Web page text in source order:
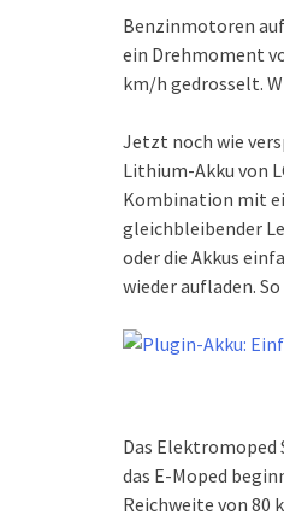
Benzinmotoren
ein Drehmoment
km/h gedrosselt.
Jetzt noch wie
Lithium-Akku von
Kombination mit
gleichbleibender
oder die Akkus
wieder aufladen.
Das Elektromoped
das E-Moped
Reichweite von 80